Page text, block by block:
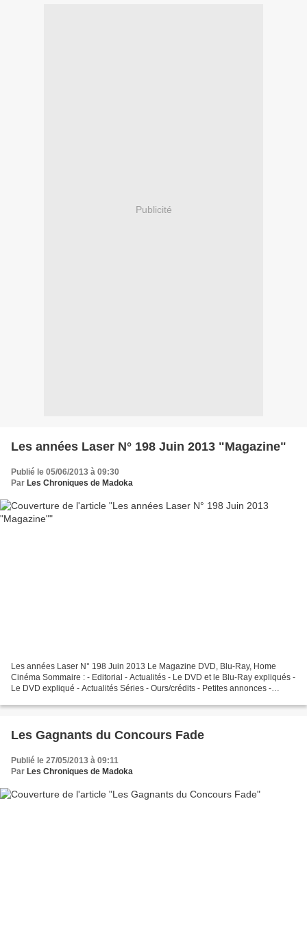
Publicité
Les années Laser N° 198 Juin 2013 "Magazine"
Publié le 05/06/2013 à 09:30
Par Les Chroniques de Madoka
Les années Laser N° 198 Juin 2013 Le Magazine DVD, Blu-Ray, Home
Cinéma Sommaire : - Editorial - Actualités - Le DVD et le Blu-Ray expliqués -
Le DVD expliqué - Actualités Séries - Ours/crédits - Petites annonces -
Les Gagnants du Concours Fade
Publié le 27/05/2013 à 09:11
Par Les Chroniques de Madoka